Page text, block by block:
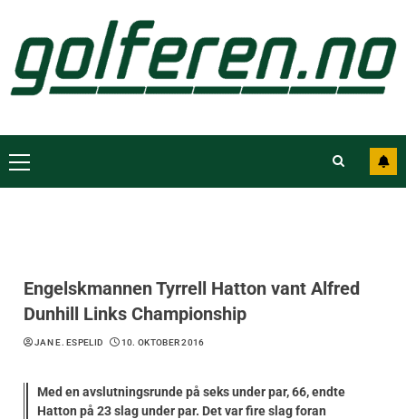
Engelskmannen Tyrrell Hatton vant Alfred
Dunhill Links Championship
JAN E. ESPELID 10. OKTOBER 2016
Med en avslutningsrunde på seks under par, 66, endte
Hatton på 23 slag under par. Det var fire slag foran